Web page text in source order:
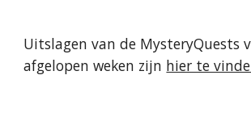
Uitslagen van de MysteryQuests
afgelopen weken zijn hier te